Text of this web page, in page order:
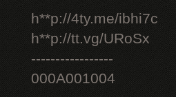
h**p://4ty.me/ibhi7c
h**p://tt.vg/URoSx
-----------------
000A001004